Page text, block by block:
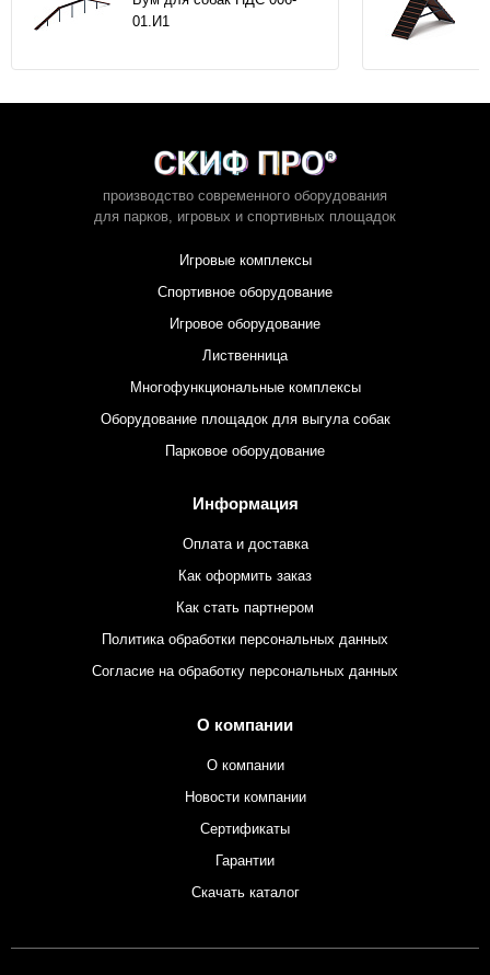
01.И1
производство современного оборудования
для парков, игровых и спортивных площадок
Игровые комплексы
Спортивное оборудование
Игровое оборудование
Лиственница
Многофункциональные комплексы
Оборудование площадок для выгула собак
Парковое оборудование
Информация
Оплата и доставка
Как оформить заказ
Как стать партнером
Политика обработки персональных данных
Согласие на обработку персональных данных
О компании
О компании
Новости компании
Сертификаты
Гарантии
Скачать каталог